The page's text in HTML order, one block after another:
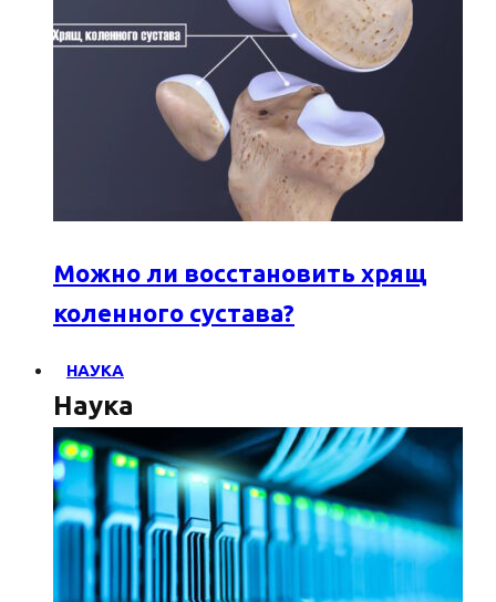
Можно ли восстановить хрящ
коленного сустава?
НАУКА
Наука